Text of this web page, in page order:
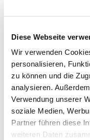
Diese Webseite
Wir verwenden
personalisieren,
zu können und die
analysieren.
Verwendung unserer
soziale Medien,
Partner führen diese
weiteren Daten
Dies